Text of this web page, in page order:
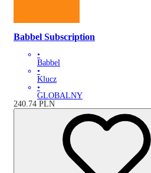
Babbel Subscription
•
Babbel
•
Klucz
•
GLOBALNY
240.74 PLN